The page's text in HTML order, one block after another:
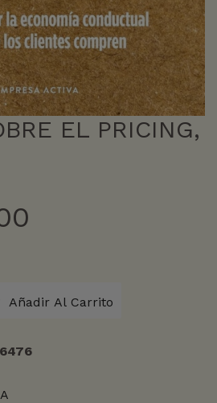
EL PRICING,
Añadir Al Carrito